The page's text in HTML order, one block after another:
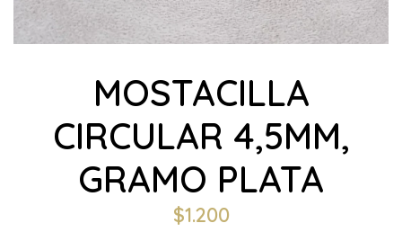
MOSTACILLA
CIRCULAR 4,5MM,
GRAMO PLATA
$1.200